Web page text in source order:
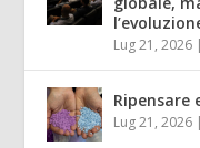
Lug 21, 2026 |
Ripensare
Lug 21, 2026 |